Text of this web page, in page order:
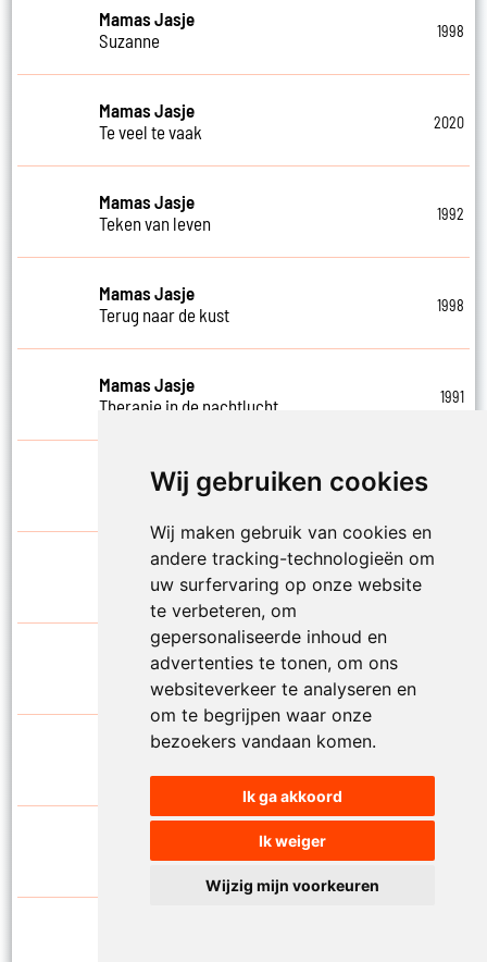
Wij gebruiken cookies
Wij maken gebruik van cookies en
andere tracking-technologieën om
uw surfervaring op onze website
te verbeteren, om
gepersonaliseerde inhoud en
advertenties te tonen, om ons
websiteverkeer te analyseren en
om te begrijpen waar onze
bezoekers vandaan komen.
Ik ga akkoord
Ik weiger
Wijzig mijn voorkeuren
Mamas Jasje
Suzanne
1998
Mamas Jasje
Te veel te vaak
2020
Mamas Jasje
Teken van leven
1992
Mamas Jasje
Terug naar de kust
1998
Mamas Jasje
Therapie in de nachtlucht
1991
Mamas Jasje
Thuis ben
Mamas Jasje
Mamas Jasje
Tot aan de maan en terug
Mamas Jasje
Troebele tijden